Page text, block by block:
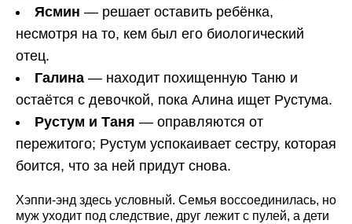
Ясмин — решает оставить ребёнка,
несмотря на то, кем был его биологический
отец.
Галина — находит похищенную Таню и
остаётся с девочкой, пока Алина ищет Рустума.
Рустум и Таня — оправляются от
пережитого; Рустум успокаивает сестру, которая
боится, что за ней придут снова.
Хэппи-энд здесь условный. Семья воссоединилась, но
муж уходит под следствие, друг лежит с пулей, а дети